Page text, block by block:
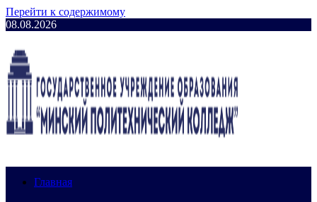
Перейти к содержимому
08.08.2026
Главная